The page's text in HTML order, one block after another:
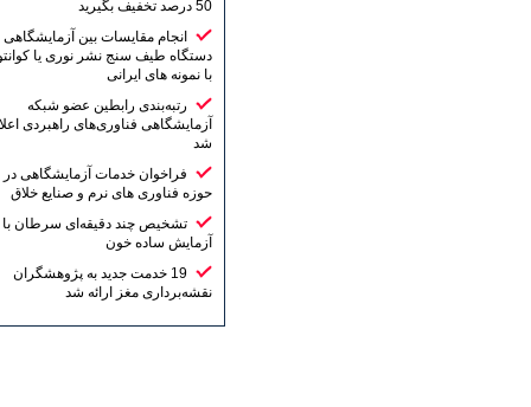
انجام مقایسات بین آزمایشگاهی
دستگاه طیف سنج نشر نوری یا کوانتومتر
با نمونه های ایرانی
رتبه‌بندی رابطین عضو شبکه
آزمایشگاهی فناوری‌های راهبردی اعلام
فراخوان خدمات آزمایشگاهی در
حوزه فناوری های نرم و صنایع خلاق
تشخیص چند دقیقه‌ای سرطان با یک
آزمایش ساده خون
19 خدمت جدید به پژوهشگران
نقشه‌برداری مغز ارائه شد